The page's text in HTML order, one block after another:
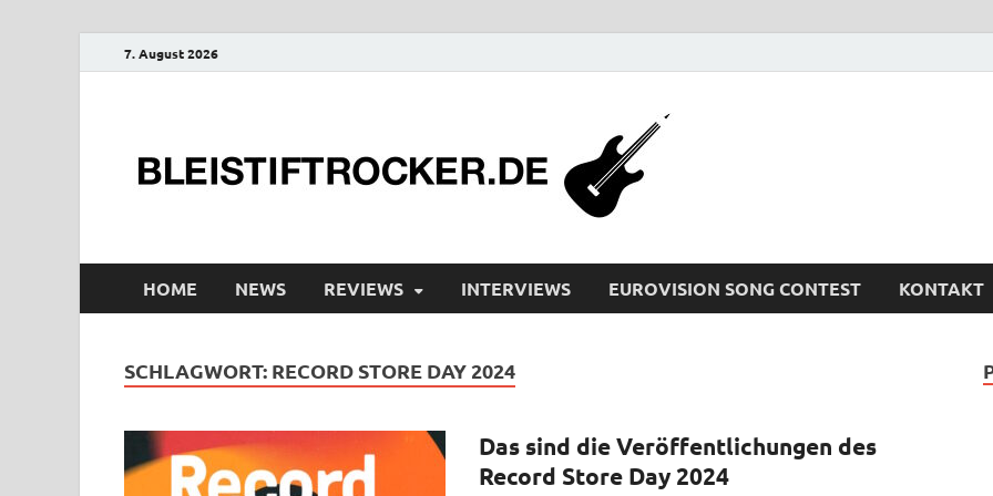
7. August 2026
HOME NEWS REVIEWS INTERVIEWS EUROVISION SONG CONTEST KONTAKT
SCHLAGWORT: RECORD STORE DAY 2024
Das sind die Veröffentlichungen des
Record Store Day 2024